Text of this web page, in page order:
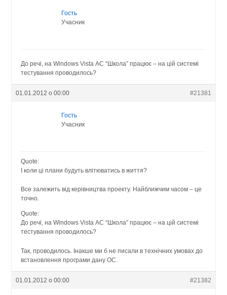
Гость
Учасник
До речі, на Windows Vista АС “Школа” працює – на цій системі
тестування проводилось?
01.01.2012 о 00:00 #21381
Гость
Учасник
Quote:
І коли ці плани будуть влітюватись в життя?
Все залежить від керівництва проекту. Найближчим часом – це
точно.
Quote:
До речі, на Windows Vista АС “Школа” працює – на цій системі
тестування проводилось?
Так, проводилось. Інакше ми б не писали в технічних умовах до
встановлення програми дану ОС.
01.01.2012 о 00:00 #21382